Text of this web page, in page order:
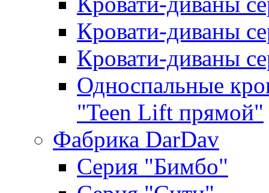
Кровати-диваны
Кровати-диваны
Односпальные
"Teen Lift прямой"
Фабрика DarDav
Серия "Бимбо"